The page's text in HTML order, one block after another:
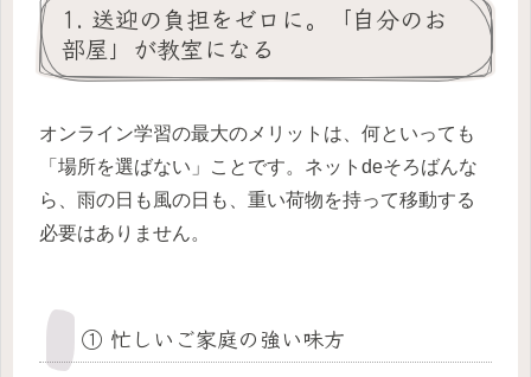
1. 送迎の負担をゼロに。「自分のお
部屋」が教室になる
オンライン学習の最大のメリットは、何といっても
「場所を選ばない」ことです。ネットdeそろばんな
ら、雨の日も風の日も、重い荷物を持って移動する
必要はありません。
① 忙しいご家庭の強い味方